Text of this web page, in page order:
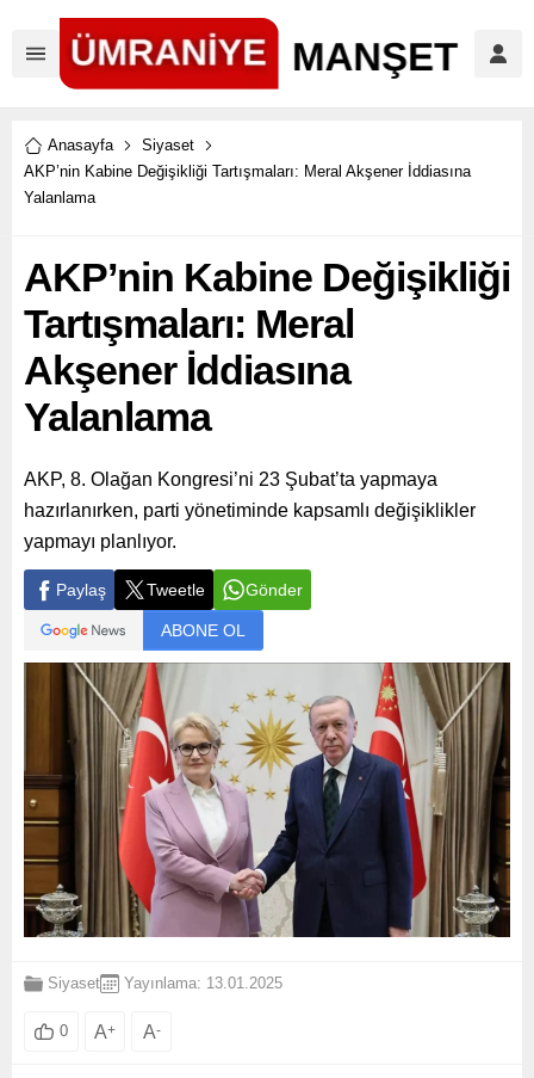
Anasayfa
Siyaset
AKP’nin Kabine Değişikliği Tartışmaları: Meral Akşener İddiasına
Yalanlama
AKP’nin Kabine Değişikliği
Tartışmaları: Meral
Akşener İddiasına
Yalanlama
AKP, 8. Olağan Kongresi’ni 23 Şubat’ta yapmaya
hazırlanırken, parti yönetiminde kapsamlı değişiklikler
yapmayı planlıyor.
Paylaş Tweetle Gönder
ABONE OL
Siyaset Yayınlama: 13.01.2025
0 A+ A-